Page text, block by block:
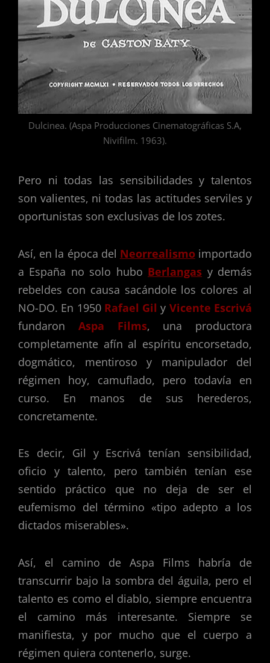
Dulcinea. (Aspa Producciones Cinematográficas S.A,
Nivifilm. 1963).
Pero ni todas las sensibilidades y talentos
son valientes, ni todas las actitudes serviles y
oportunistas son exclusivas de los zotes.
Así, en la época del Neorrealismoimportado
a España no solo hubo Berlangas y demás
rebeldes con causa sacándole los colores al
NO-DO. En 1950 Rafael Gil y Vicente Escrivá
fundaron Aspa Films, una productora
completamente afín al espíritu encorsetado,
dogmático, mentiroso y manipulador del
régimen hoy, camuflado, pero todavía en
curso. En manos de sus herederos,
concretamente.
Es decir, Gil y Escrivá tenían sensibilidad,
oficio y talento, pero también tenían ese
sentido práctico que no deja de ser el
eufemismo del término «tipo adepto a los
dictados miserables».
Así, el camino de Aspa Films habría de
transcurrir bajo la sombra del águila, pero el
talento es como el diablo, siempre encuentra
el camino más interesante. Siempre se
manifiesta, y por mucho que el cuerpo a
régimen quiera contenerlo, surge.